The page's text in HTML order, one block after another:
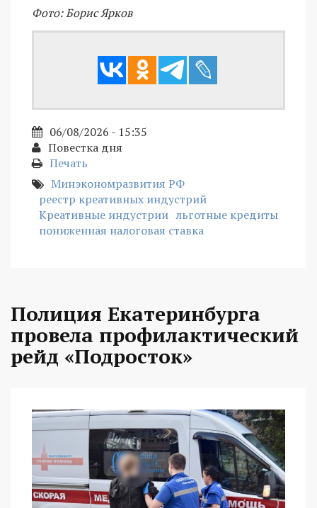
Фото: Борис Ярков
06/08/2026 - 15:35
Повестка дня
Печать
Минэкономразвития РФ
реестр креативных индустрий
Креативные индустрии льготные кредиты
пониженная налоговая ставка
Полиция Екатеринбурга
провела профилактический
рейд «Подросток»